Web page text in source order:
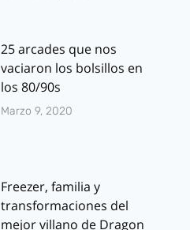
25 arcades que nos
vaciaron los bolsillos en
los 80/90s
Marzo 9, 2020
Freezer, familia y
transformaciones del
mejor villano de Dragon